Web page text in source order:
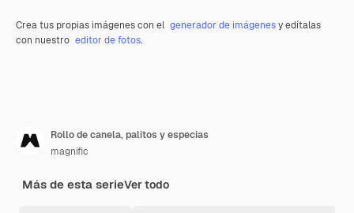
Crea tus propias imágenes con el generador de imágenesy edítalas
con nuestro editor de fotos.
Rollo de canela, palitos y especias
magnific
Más de esta serieVer todo